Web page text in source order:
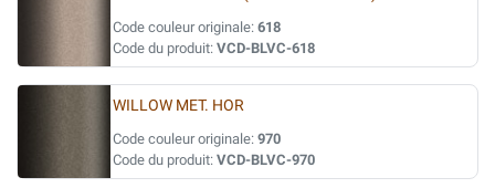
Code couleur originale: 618
Code du produit: VCD-BLVC-618
WILLOW MET. HOR
Code couleur originale: 970
Code du produit: VCD-BLVC-970